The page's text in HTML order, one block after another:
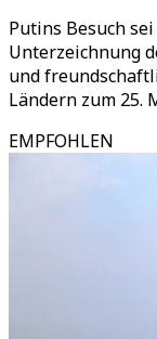
Putins Besuch
Unterzeichnung
und
Ländern zum 25.
EMPFOHLEN